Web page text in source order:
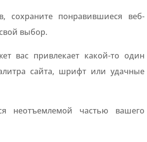
сохраните понравившиеся веб-
выбор.
вас привлекает какой-то один
сайта, шрифт или удачные
неотъемлемой частью вашего